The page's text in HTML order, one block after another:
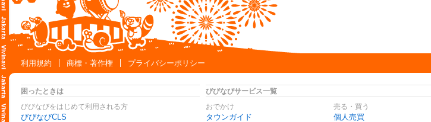
利用規約
商標・著作権 プライバシーポリシー
困ったときは
びびなびをはじめて利用される方
びびなびCLS
びびなびサービス一覧
おでかけ
タウンガイド
売る・買う
個人売買